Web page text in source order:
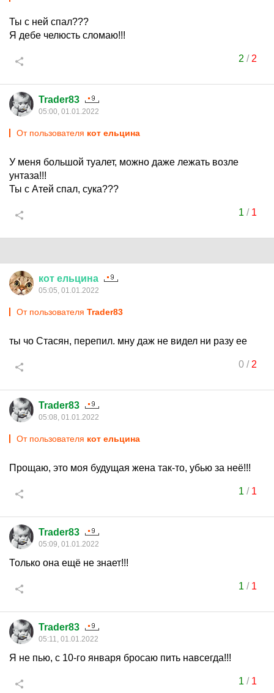
Ты с ней спал???
Я дебе челюсть сломаю!!!
2 / 2
Trader83
05:00, 01.01.2022
От пользователя кот ельцина
У меня большой туалет, можно даже лежать возле
унтаза!!!
Ты с Атей спал, сука???
1 / 1
кот ельцина
05:05, 01.01.2022
От пользователя Trader83
ты чо Стасян, перепил. мну даж не видел ни разу ее
0/ 2
Trader83
05:08, 01.01.2022
От пользователя кот ельцина
Прощаю, это моя будущая жена так-то, убью за неё!!!
1 / 1
Trader83
05:09, 01.01.2022
Только она ещё не знает!!!
1 / 1
Trader83
05:11, 01.01.2022
Я не пью, с 10-го января бросаю пить навсегда!!!
1 / 1